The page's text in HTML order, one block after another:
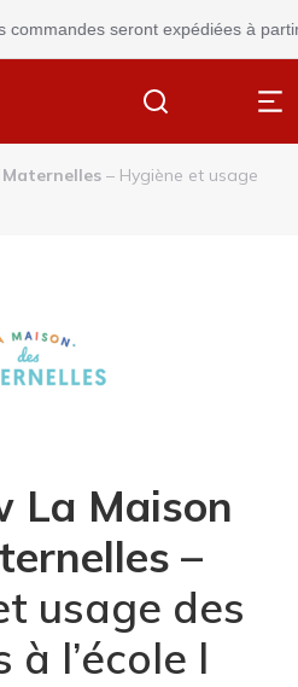
seront expédiées à partir
– Hygiène et usage
La Maison
–
usage des
l’école l